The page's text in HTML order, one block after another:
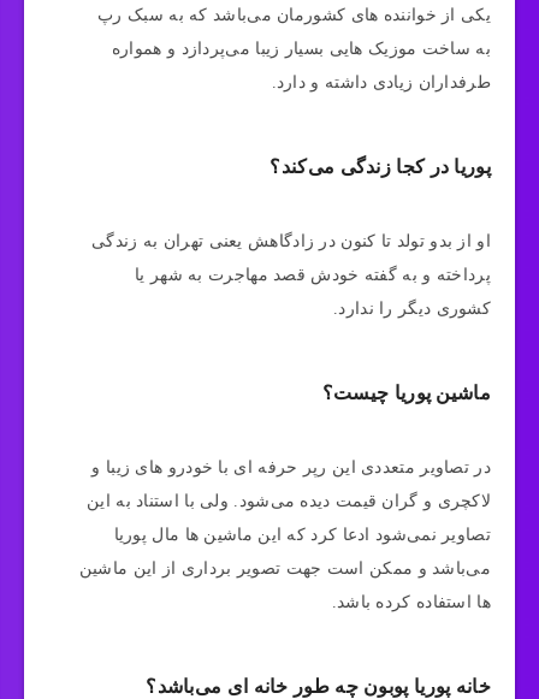
یکی از خواننده های کشورمان می‌باشد که به سبک رپ
به ساخت موزیک هایی بسیار زیبا می‌‎پردازد و همواره
طرفداران زیادی داشته و دارد.
پوریا در کجا زندگی می‌کند؟
او از بدو تولد تا کنون در زادگاهش یعنی تهران به زندگی
پرداخته و به گفته خودش قصد مهاجرت به شهر یا
کشوری دیگر را ندارد.
ماشین پوریا چیست؟
در تصاویر متعددی این رپر حرفه ای با خودرو های زیبا و
لاکچری و گران قیمت دیده می‌شود. ولی با استناد به این
تصاویر نمی‌شود ادعا کرد که این ماشین ها مال پوریا
می‌باشد و ممکن است جهت تصویر برداری از این ماشین
ها استفاده کرده باشد.
خانه پوریا پوبون چه طور خانه ای می‌باشد؟